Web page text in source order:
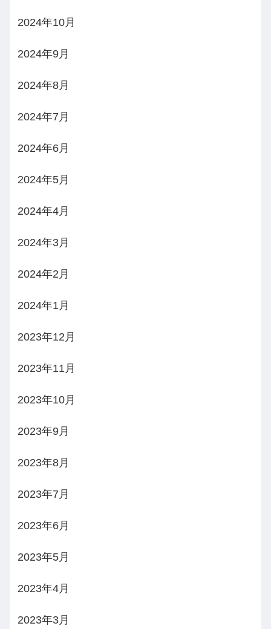
2024年10月
2024年9月
2024年8月
2024年7月
2024年6月
2024年5月
2024年4月
2024年3月
2024年2月
2024年1月
2023年12月
2023年11月
2023年10月
2023年9月
2023年8月
2023年7月
2023年6月
2023年5月
2023年4月
2023年3月